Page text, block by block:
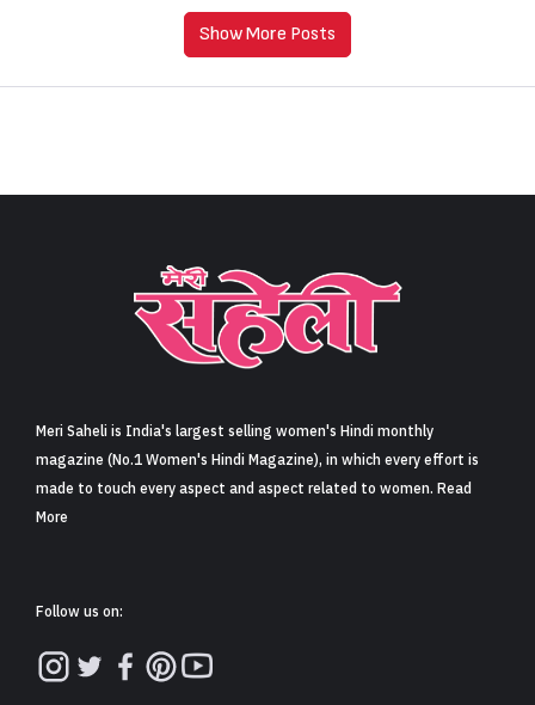
Show More Posts
Meri Saheli is India's largest selling women's Hindi monthly
magazine (No.1 Women's Hindi Magazine), in which every effort is
made to touch every aspect and aspect related to women. Read
More
Follow us on: